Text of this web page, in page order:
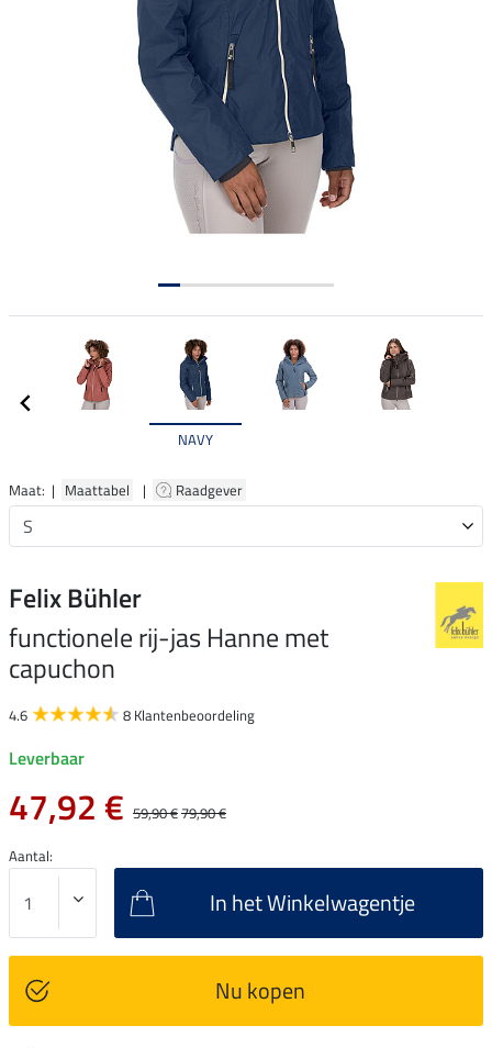
NAVY
Maat: | Maattabel | Raadgever
Felix Bühler
functionele rij-jas Hanne met
capuchon
4.6 8 Klantenbeoordeling
Leverbaar
47,92 € 59,90 €79,90 €
Aantal:
In het Winkelwagentje
Nu kopen